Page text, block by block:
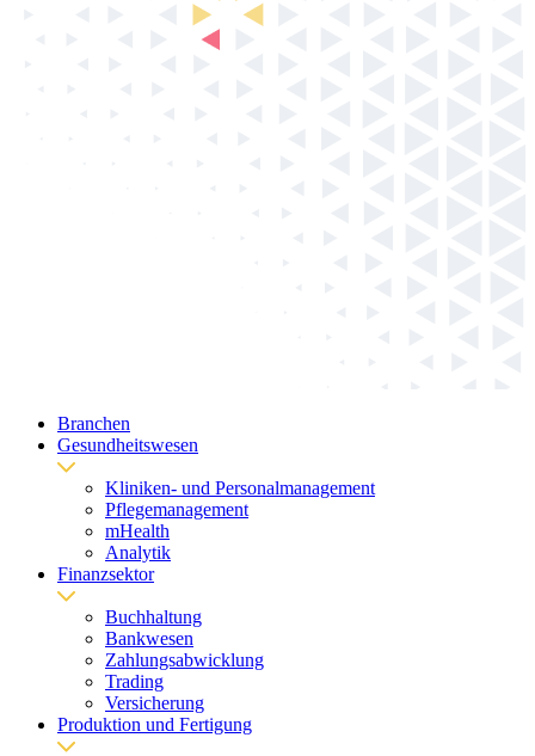
Branchen
Gesundheitswesen
Kliniken- und Personalmanagement
Pflegemanagement
mHealth
Analytik
Finanzsektor
Buchhaltung
Bankwesen
Zahlungsabwicklung
Trading
Versicherung
Produktion und Fertigung